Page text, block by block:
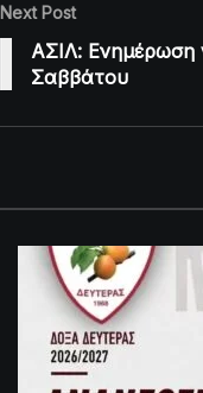
Next Post
ΑΣΙΛ: Ενημέρωση
Σαββάτου